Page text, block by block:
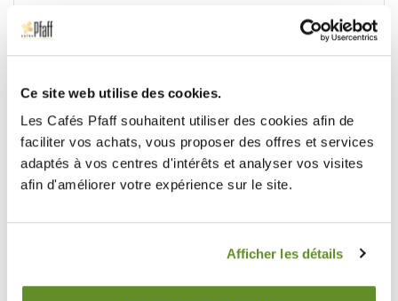
Ce site web utilise des cookies.
Les Cafés Pfaff souhaitent utiliser des cookies afin de
faciliter vos achats, vous proposer des offres et services
adaptés à vos centres d'intérêts et analyser vos visites
afin d'améliorer votre expérience sur le site.
Afficher les détails